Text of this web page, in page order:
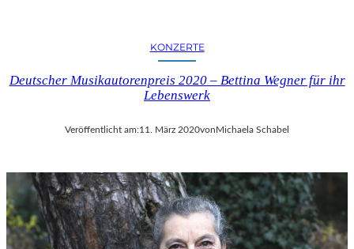
KONZERTE
Deutscher Musikautorenpreis 2020 – Bettina Wegner für ihr
Lebenswerk
Veröffentlicht am:11. März 2020von Michaela Schabel